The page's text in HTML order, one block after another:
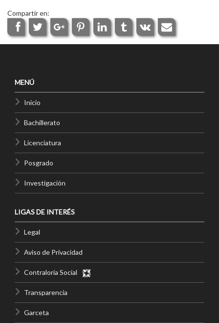
Compartir en:
MENÚ
Inicio
Bachillerato
Licenciatura
Posgrado
Investigación
LIGAS DE INTERÉS
Legal
Aviso de Privacidad
Contraloría Social
Transparencia
Garceta